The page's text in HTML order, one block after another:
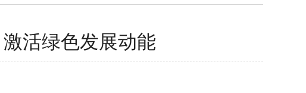
活绿色发展动能